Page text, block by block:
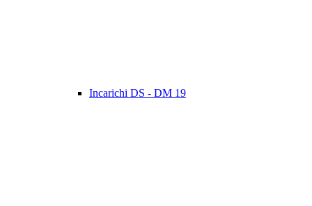
Incarichi DS - DM 19